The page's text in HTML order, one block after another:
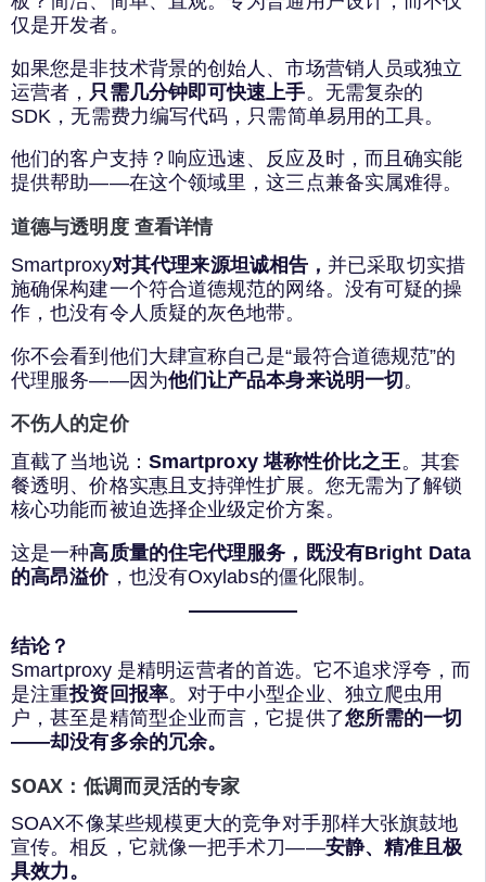
仅是开发者。
如果您是非技术背景的创始人、市场营销人员或独立
运营者， 只需几分钟即可快速上手。无需复杂的
SDK，无需费力编写代码，只需简单易用的工具。
他们的客户支持？响应迅速、反应及时，而且确实能
提供帮助——在这个领域里，这三点兼备实属难得。
道德与透明度 查看详情
Smartproxy对其代理来源坦诚相告， 并已采取切实措
施确保构建一个符合道德规范的网络。没有可疑的操
作，也没有令人质疑的灰色地带。
你不会看到他们大肆宣称自己是“最符合道德规范”的
代理服务——因为他们让产品本身来说明一切。
不伤人的定价
直截了当地说： Smartproxy 堪称性价比之王。其套
餐透明、价格实惠且支持弹性扩展。您无需为了解锁
核心功能而被迫选择企业级定价方案。
这是一种高质量的住宅代理服务，既没有Bright Data
的高昂溢价，也没有Oxylabs的僵化限制。
结论？
Smartproxy 是精明运营者的首选。它不追求浮夸，而
是注重投资回报率。对于中小型企业、独立爬虫用
户，甚至是精简型企业而言，它提供了您所需的一切
——却没有多余的冗余。
SOAX：低调而灵活的专家
SOAX不像某些规模更大的竞争对手那样大张旗鼓地
宣传。相反，它就像一把手术刀——安静、精准且极
具效力。